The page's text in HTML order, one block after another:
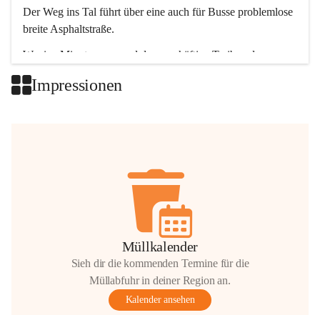
Der Weg ins Tal führt über eine auch für Busse problemlose
breite Asphaltstraße.
Wenige Minuten nur, und das geschäftige Treiben der
Impressionen
Müllkalender
Sieh dir die kommenden Termine für die
Müllabfuhr in deiner Region an.
Kalender ansehen